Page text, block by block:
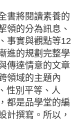
書將閱讀素養的
領的分為訊息、
事實與觀點等12
進的規劃完整學
傳達情意的文章
領域的主題內
性別平等、人
都是品學堂的編
計撰寫。所以，